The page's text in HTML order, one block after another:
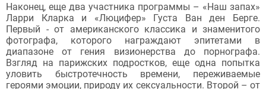
Наконец, еще два участника программы – «Наш запах»
Ларри Кларка и «Люцифер» Густа Ван ден Берге.
Первый - от американского классика и знаменитого
фотографа, которого награждают эпитетами в
диапазоне от гения визионерства до порнографа.
Взгляд на парижских подростков, еще одна попытка
уловить быстротечность времени, переживаемые
героями эмоции, природу их сексуальности. Второй – от